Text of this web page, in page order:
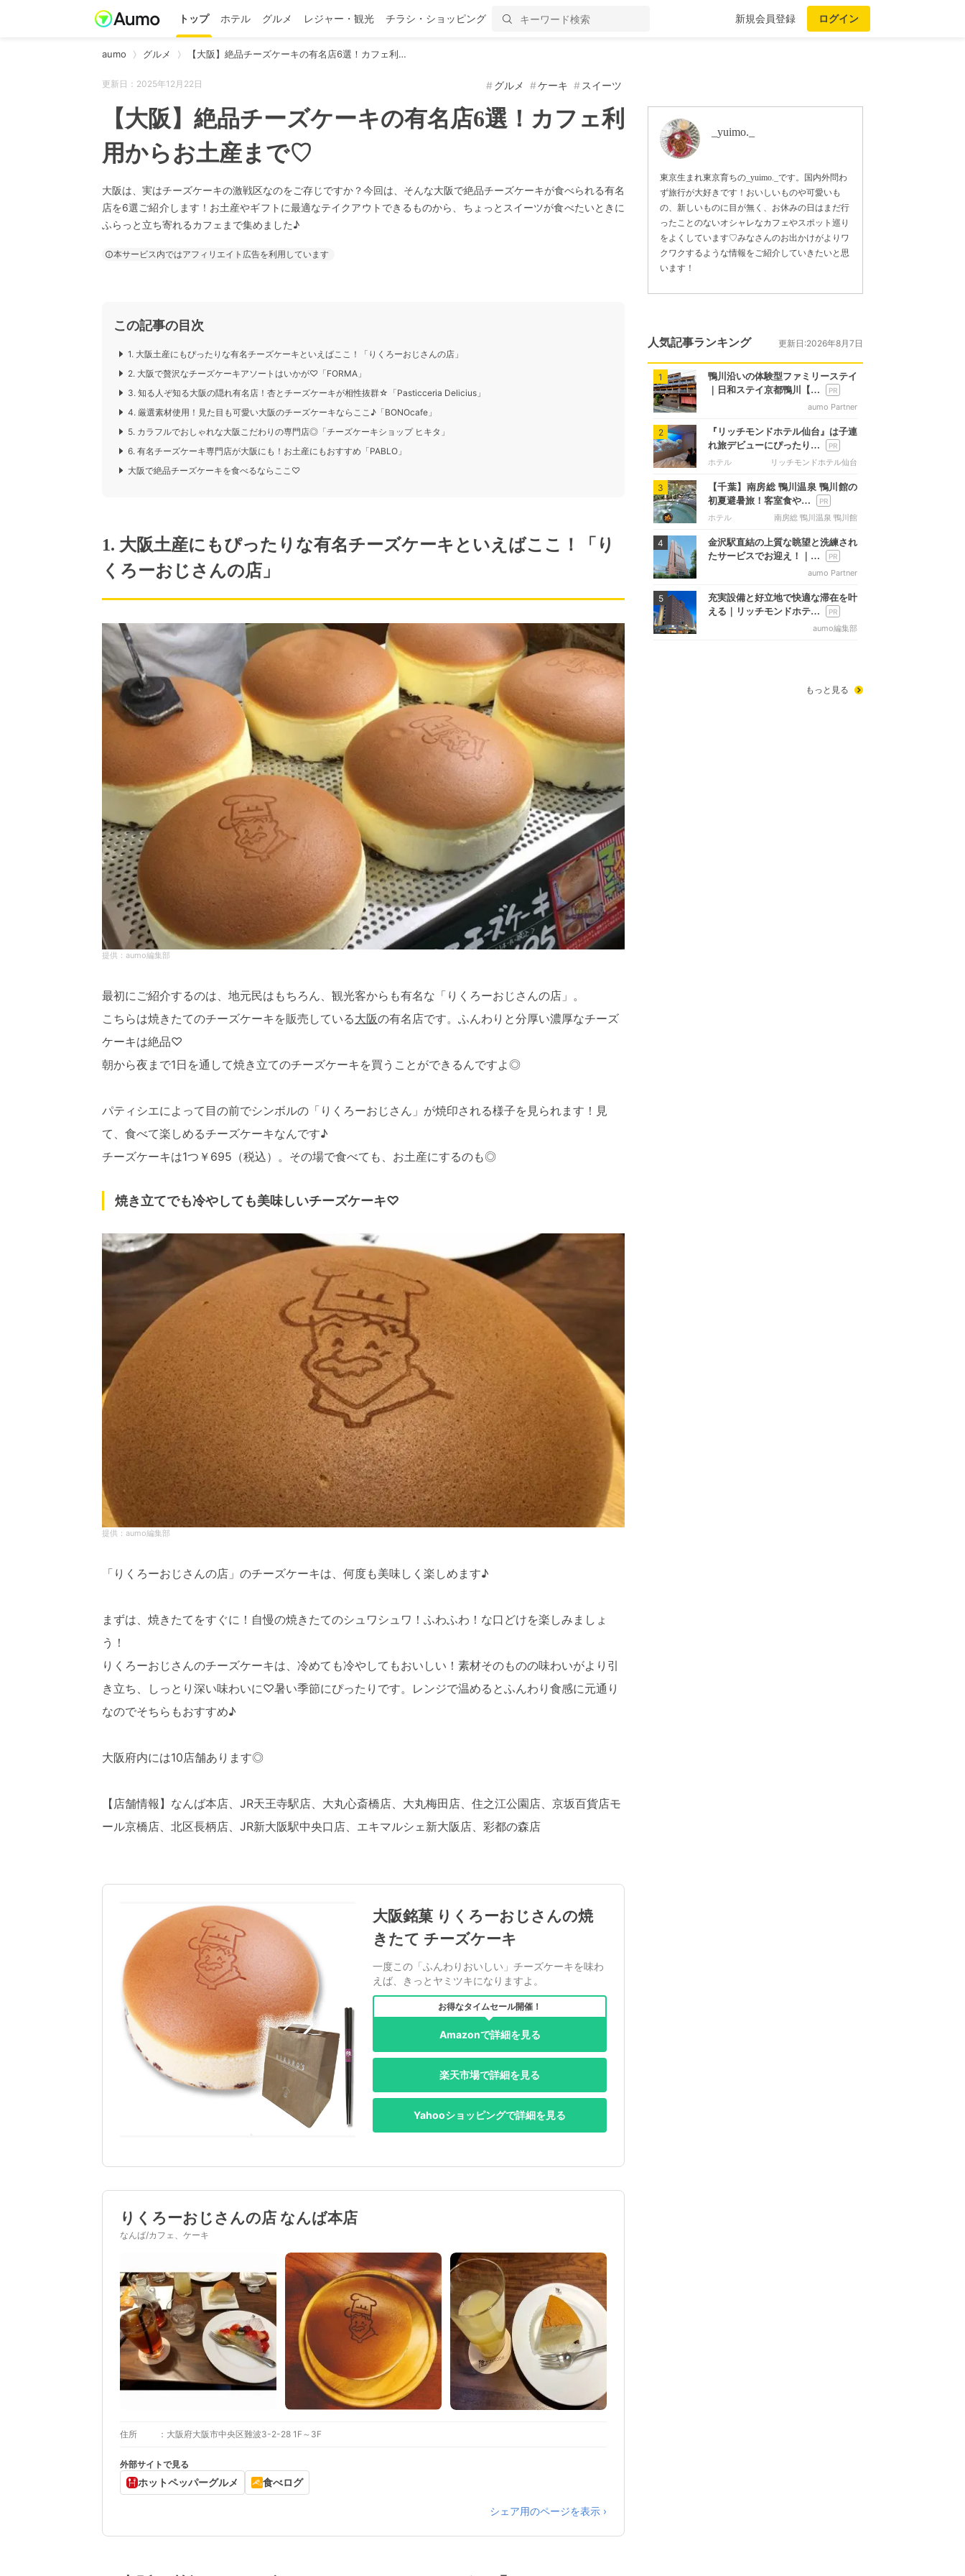
トップ ホテル グルメ レジャー・観光 チラシ・ショッピング 新規会員登録 ログイン
aumo グルメ 【大阪】絶品チーズケーキの有名店6選！カフェ利…
更新日：2025年12月22日 グルメ ケーキ スイーツ
【大阪】絶品チーズケーキの有名店6選！カフェ利
用からお土産まで♡
大阪は、実はチーズケーキの激戦区なのをご存じですか？今回は、そんな大阪で絶品チーズケーキが食べられる有名
店を6選ご紹介します！お土産やギフトに最適なテイクアウトできるものから、ちょっとスイーツが食べたいときに
ふらっと立ち寄れるカフェまで集めました♪
本サービス内ではアフィリエイト広告を利用しています
この記事の目次
1. 大阪土産にもぴったりな有名チーズケーキといえばここ！「りくろーおじさんの店」
2. 大阪で贅沢なチーズケーキアソートはいかが♡「FORMA」
3. 知る人ぞ知る大阪の隠れ有名店！杏とチーズケーキが相性抜群☆「Pasticceria Delicius」
4. 厳選素材使用！見た目も可愛い大阪のチーズケーキならここ♪「BONOcafe」
5. カラフルでおしゃれな大阪こだわりの専門店◎「チーズケーキショップ ヒキタ」
6. 有名チーズケーキ専門店が大阪にも！お土産にもおすすめ「PABLO」
大阪で絶品チーズケーキを食べるならここ♡
1. 大阪土産にもぴったりな有名チーズケーキといえばここ！「り
くろーおじさんの店」
aumo編集部
最初にご紹介するのは、地元民はもちろん、観光客からも有名な「りくろーおじさんの店」。
こちらは焼きたてのチーズケーキを販売している大阪の有名店です。ふんわりと分厚い濃厚なチーズ
ケーキは絶品♡
朝から夜まで1日を通して焼き立てのチーズケーキを買うことができるんですよ◎
パティシエによって目の前でシンボルの「りくろーおじさん」が焼印される様子を見られます！見
て、食べて楽しめるチーズケーキなんです♪
チーズケーキは1つ￥695（税込）。その場で食べても、お土産にするのも◎
焼き立てでも冷やしても美味しいチーズケーキ♡
aumo編集部
「りくろーおじさんの店」のチーズケーキは、何度も美味しく楽しめます♪
まずは、焼きたてをすぐに！自慢の焼きたてのシュワシュワ！ふわふわ！な口どけを楽しみましょ
う！
りくろーおじさんのチーズケーキは、冷めても冷やしてもおいしい！素材そのものの味わいがより引
き立ち、しっとり深い味わいに♡暑い季節にぴったりです。レンジで温めるとふんわり食感に元通り
なのでそちらもおすすめ♪
大阪府内には10店舗あります◎
【店舗情報】なんば本店、JR天王寺駅店、大丸心斎橋店、大丸梅田店、住之江公園店、京坂百貨店モ
ール京橋店、北区長柄店、JR新大阪駅中央口店、エキマルシェ新大阪店、彩都の森店
大阪銘菓 りくろーおじさんの焼
きたて チーズケーキ
一度この「ふんわりおいしい」チーズケーキを味わ
えば、きっとヤミツキになりますよ。
お得なタイムセール開催！
Amazonで詳細を見る
楽天市場で詳細を見る
Yahooショッピングで詳細を見る
りくろーおじさんの店 なんば本店
なんば/カフェ、ケーキ
住所 大阪府大阪市中央区難波3-2-28 1F～3F
外部サイトで見る
ホットペッパーグルメ 食べログ
シェア用のページを表示 ›
_yuimo._
東京生まれ東京育ちの_yuimo._です。国内外問わ
ず旅行が大好きです！おいしいものや可愛いも
の、新しいものに目が無く、お休みの日はまだ行
ったことのないオシャレなカフェやスポット巡り
をよくしています♡みなさんのお出かけがよりワ
クワクするような情報をご紹介していきたいと思
います！
人気記事ランキング 更新日:2026年8月7日
1
鴨川沿いの体験型ファミリーステイ
｜日和ステイ京都鴨川【…
aumo Partner
2
『リッチモンドホテル仙台』は子連
れ旅デビューにぴったり…
ホテル リッチモンドホテル仙台
3
【千葉】南房総 鴨川温泉 鴨川館の
初夏避暑旅！客室食や…
ホテル 南房総 鴨川温泉 鴨川館
4
金沢駅直結の上質な眺望と洗練され
たサービスでお迎え！｜…
aumo Partner
5
充実設備と好立地で快適な滞在を叶
える｜リッチモンドホテ…
aumo編集部
もっと見る